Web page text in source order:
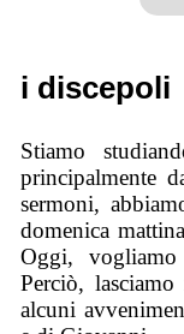
i discepoli
Stiamo
principalmente
sermoni,
domenica
Oggi,
Perciò,
alcuni